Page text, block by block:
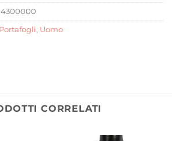
Portafogli, Uomo
CORRELATI